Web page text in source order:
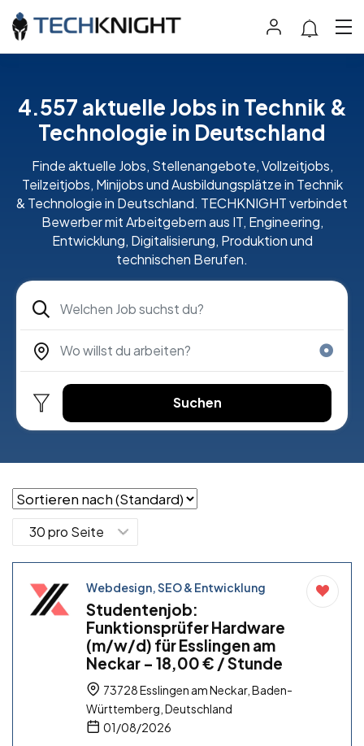
4.557 aktuelle Jobs in Technik &
Technologie in Deutschland
Finde aktuelle Jobs, Stellenangebote, Vollzeitjobs,
Teilzeitjobs, Minijobs und Ausbildungsplätze in Technik
& Technologie in Deutschland. TECHKNIGHT verbindet
Bewerber mit Arbeitgebern aus IT, Engineering,
Entwicklung, Digitalisierung, Produktion und
technischen Berufen.
Suchen
Webdesign, SEO & Entwicklung
Studentenjob:
Funktionsprüfer Hardware
(m/w/d) für Esslingen am
Neckar – 18,00 € / Stunde
73728 Esslingen am Neckar, Baden-
Württemberg, Deutschland
01/08/2026